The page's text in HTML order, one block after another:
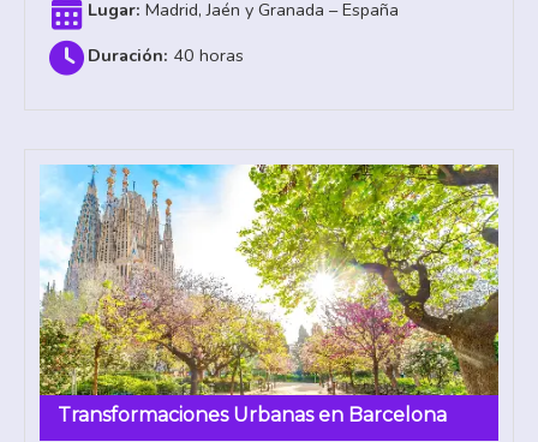
Madrid, Jaén y Granada – España
40 horas
Transformaciones Urbanas en Barcelona